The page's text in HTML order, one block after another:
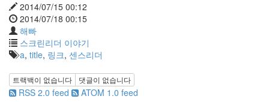
2014/07/15 00:12
2014/07/18 00:15
해빠
스크린리더 이야기
a, title, 링크, 센스리더
트랙백이 없습니다 댓글이 없습니다
RSS 2.0 feed ATOM 1.0 feed
우
10
마
우
스
포
인
터